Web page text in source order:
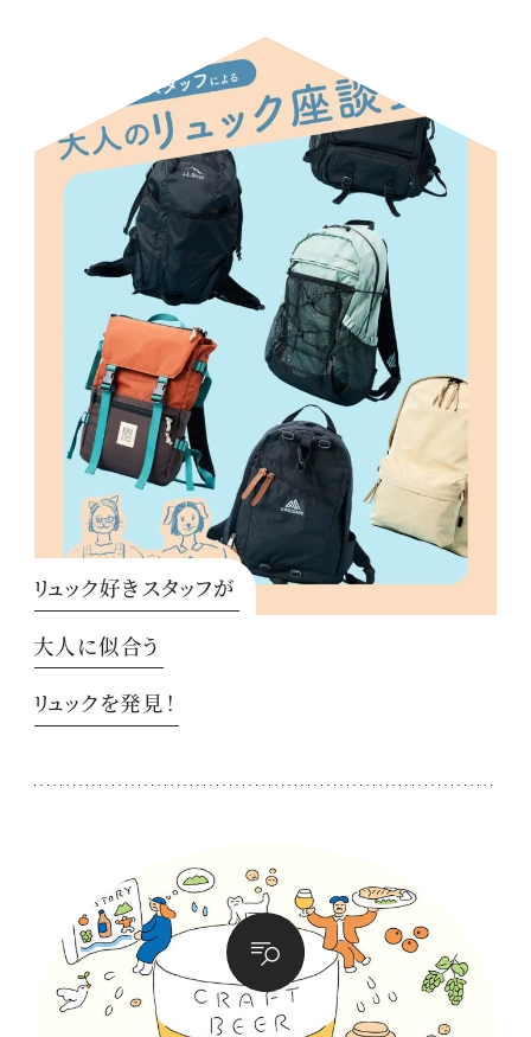
リュック好きスタッフが
大人に似合う
リュックを発見！